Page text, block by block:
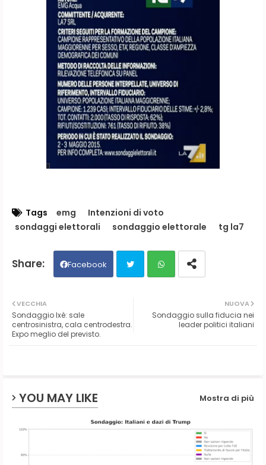
Tags emg
Intenzioni di voto
sondaggi elettorali
sondaggio elettorale tg la7
Facebook
ats
NUOVA
Sondaggio sulla fiducia nei
leader politici italiani
VECCHIA
Sondaggio Ixè: sale
centrosinistra, cala centrodestra.
Expo meglio del previsto.
YOU MAY LIKE Mostra di più